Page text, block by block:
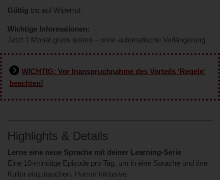
Gültig bis auf Widerruf.
Wichtige Informationen:
Jetzt 1 Monat gratis testen – ohne automatische Verlängerung
WICHTIG: Vor Inanspruchnahme des Vorteils ‘Regeln’
beachten!
Highlights & Details
Lerne eine neue Sprache mit deiner Learning-Serie
Eine 10-minütige Episode pro Tag, um in eine Sprache und ihre
Kultur einzutauchen. Humor inklusive.